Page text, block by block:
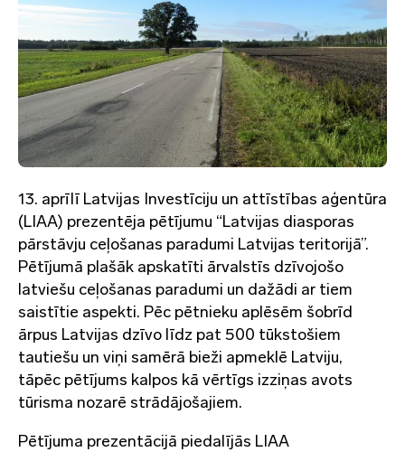
13. aprīlī Latvijas Investīciju un attīstības aģentūra
(LIAA) prezentēja pētījumu “Latvijas diasporas
pārstāvju ceļošanas paradumi Latvijas teritorijā”.
Pētījumā plašāk apskatīti ārvalstīs dzīvojošo
latviešu ceļošanas paradumi un dažādi ar tiem
saistītie aspekti. Pēc pētnieku aplēsēm šobrīd
ārpus Latvijas dzīvo līdz pat 500 tūkstošiem
tautiešu un viņi samērā bieži apmeklē Latviju,
tāpēc pētījums kalpos kā vērtīgs izziņas avots
tūrisma nozarē strādājošajiem.
Pētījuma prezentācijā piedalījās LIAA